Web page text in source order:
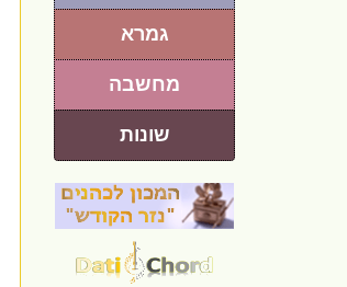
גמרא
מחשבה
שונות